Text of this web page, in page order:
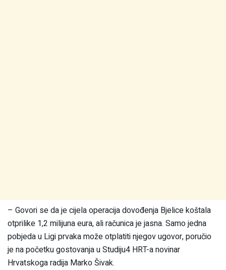
– Govori se da je cijela operacija dovođenja Bjelice koštala
otprilike 1,2 milijuna eura, ali računica je jasna. Samo jedna
pobjeda u Ligi prvaka može otplatiti njegov ugovor, poručio
je na početku gostovanja u Studiju4 HRT-a novinar
Hrvatskoga radija Marko Šivak.